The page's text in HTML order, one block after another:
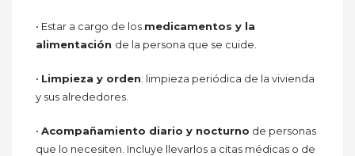
• Estar a cargo de los medicamentos y la
alimentación de la persona que se cuide.
• Limpieza y orden: limpieza periódica de la vivienda
y sus alrededores.
• Acompañamiento diario y nocturno de personas
que lo necesiten. Incluye llevarlos a citas médicas o de